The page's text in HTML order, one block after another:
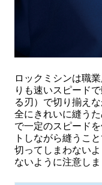
ロックミシンは職
りも速いスピード
る刃）で切り揃え
全にきれいに縫う
で一定のスピード
トしながら縫うこ
切ってしまわない
ないように注意しま